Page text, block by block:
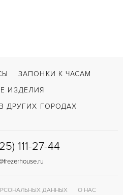
HUB1280
ЗАПОНКИ К ЧАСАМ
ИЗДЕЛИЯ
ДРУГИХ ГОРОДАХ
111-27-44
ДАННЫХ
О НАС